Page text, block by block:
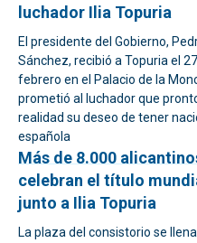
luchador Ilia Topuria
El presidente del Gobierno,
Sánchez, recibió a Topuria el
febrero en el Palacio de la
prometió al luchador que
realidad su deseo de tener
española
Más de 8.000
celebran el título
junto a Ilia Topuria
La plaza del consistorio se